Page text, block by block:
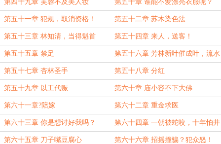
第四十九章 芙蓉不及美人妆 第五十章 谁能不爱漂亮衣服呢？
第五十一章 犯规，取消资格！ 第五十二章 苏木染色法
第五十三章 林知清，当得魁首 第五十四章 来人，送客！
第五十五章 禁足 第五十六章 芳林新叶催成叶，流水
前波让后波
第五十七章 杏林圣手 第五十八章 分红
第五十九章 以工代赈 第六十章 庙小容不下大佛
第六十一章?陪嫁 第六十二章 重金求医
第六十三章 你是想讨好我吗？ 第六十四章 一朝被蛇咬，十年怕井
绳
第六十五章 刀子嘴豆腐心 第六十六章 招摇撞骗？犯众怒！